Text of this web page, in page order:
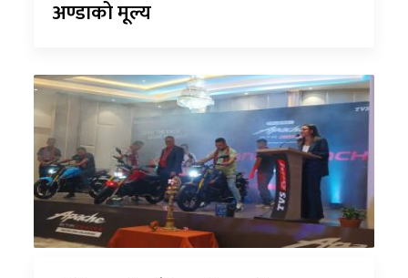
अण्डाको मूल्य